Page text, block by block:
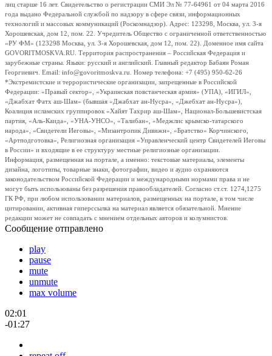
лиц старше 16 лет. Свидетельство о регистрации СМИ Эл № 77-64961 от 04 марта 2016
года выдано Федеральной службой по надзору в сфере связи, информационных
технологий и массовых коммуникаций (Роскомнадзор). Адрес: 123298, Москва, ул. 3-я
Хорошевская, дом 12, пом. 22. Учредитель Общество с ограниченной ответственностью
«РУ ФМ» (123298 Москва, ул. 3-я Хорошевская, дом 12, пом. 22). Доменное имя сайта
GOVORITMOSKVA.RU. Территория распространения – Российская Федерация и
зарубежные страны. Языки: русский и английский. Главный редактор Бабаян Роман
Георгиевич. Email: info@govoritmoskva.ru. Номер телефона: +7 (495) 950-62-26
*Экстремистские и террористические организации, запрещенные в Российской
Федерации: «Правый сектор», «Украинская повстанческая армия» (УПА), «ИГИЛ»,
«Джабхат Фатх аш-Шам» (бывшая «Джабхат ан-Нусра», «Джебхат ан-Нусра»),
Коалиция исламских группировок «Хайят Тахрир аш-Шам», Национал-Большевистская
партия, «Аль-Каида», «УНА-УНСО», «Талибан», «Меджлис крымско-татарского
народа», «Свидетели Иеговы», «Мизантропик Дивижн», «Братство» Корчинского,
«Артподготовка», Религиозная организация «Управленческий центр Свидетелей Иеговы
в России» и входящие в ее структуру местные религиозные организации.
Информация, размещенная на портале, а именно: текстовые материалы, элементы
дизайна, логотипы, товарные знаки, фотографии, видео и аудио охраняются
законодательством Российской Федерации и международными нормами права и не
могут быть использованы без разрешения правообладателей. Согласно ст.ст. 1274,1275
ГК РФ, при любом использовании материалов, размещенных на портале, в том числе
цитировании, активная гиперссылка на материал является обязательной. Мнение
редакции может не совпадать с мнением отдельных авторов и колумнистов.
Сообщение отправлено
play
pause
mute
unmute
max volume
02:01
-01:27